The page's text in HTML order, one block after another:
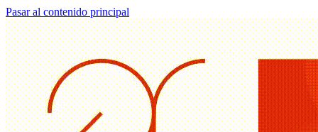
Pasar al contenido principal